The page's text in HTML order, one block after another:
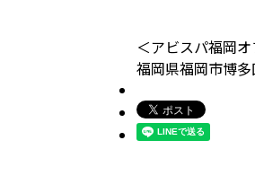
＜アビスパ福岡
福岡県福岡市博